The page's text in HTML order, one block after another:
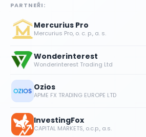
PARTNEŘI:
Mercurius Pro
Mercurius Pro, o. c. p., a. s.
Wonderinterest
Wonderinterest Trading Ltd
Ozios
APME FX TRADING EUROPE LTD
InvestingFox
CAPITAL MARKETS, o.c.p., a.s.
Čtvrtletní výsledky překonaly
internetového tržiště Etsy, Inc.
čtvrtletí tržby ve výši 668,3 milionu...
Partnerství s
Oracle za dva týdny o
8 SRPNA, 2026